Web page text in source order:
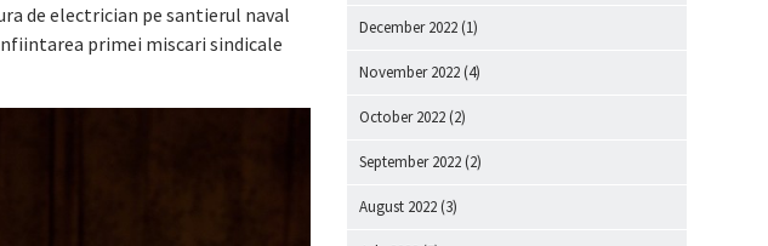
de electrician pe santierul naval
primei miscari sindicale
December 2022 (1)
November 2022 (4)
October 2022 (2)
September 2022 (2)
August 2022 (3)